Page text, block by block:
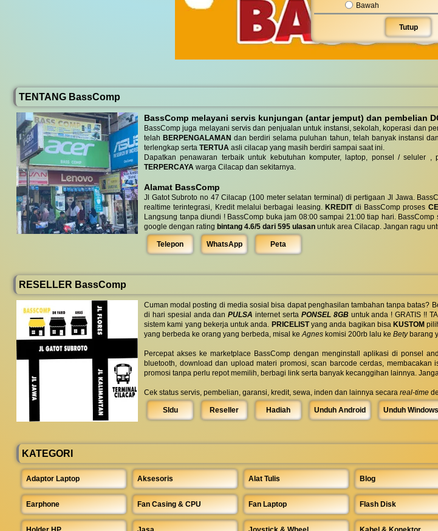
Bawah
Tutup
TENTANG BassComp
BassComp melayani servis kunjungan (antar jemput) dan pembelian
BassComp juga melayani servis dan penjualan untuk instansi, sekolah, koperasi dan
telah BERPENGALAMAN dan berdiri selama puluhan tahun, telah banyak instansi
terlengkap serta TERTUA asli cilacap yang masih berdiri sampai saat ini.
Dapatkan penawaran terbaik untuk kebutuhan komputer, laptop, ponsel / seluler
TERPERCAYA warga Cilacap dan sekitarnya.
Alamat BassComp
Jl Gatot Subroto no 47 Cilacap (100 meter selatan terminal) di pertigaan Jl Jawa.
realtime terintegrasi, Kredit melalui berbagai leasing. KREDITdi BassComp proses
Langsung tanpa diundi ! BassComp buka jam 08:00 sampai 21:00 tiap hari.
google dengan rating bintang 4.6/5 dari 595 ulasan untuk area Cilacap. Jangan ragu
Telepon WhatsApp Peta
RESELLER BassComp
Cuman modal posting di media sosial bisa dapat penghasilan tambahan tanpa batas?
di hari spesial anda danPULSA internet serta PONSEL 8GBuntuk anda ! GRATIS !!
sistem kami yang bekerja untuk anda. PRICELISTyang anda bagikan bisa KUSTOM
yang berbeda ke orang yang berbeda, misal keAgnes komisi 200rb lalu ke Betybarang
Percepat akses ke marketplace BassComp dengan menginstall aplikasi di ponsel
bluetooth, download dan upload materi promosi, scan barcode cerdas,
promosi tanpa perlu repot memilih, berbagi link serta banyak kecanggihan lainnya.
Cek status servis, pembelian, garansi, kredit, sewa, inden dan lainnya secara real-time
SIdu Reseller Hadiah Unduh Android Unduh Windows
KATEGORI
Adaptor Laptop Aksesoris Alat Tulis Blog
Earphone Fan Casing & CPU Fan Laptop Flash Disk